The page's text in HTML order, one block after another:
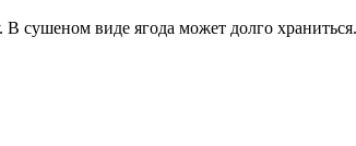
сушеном виде ягода может долго храниться.